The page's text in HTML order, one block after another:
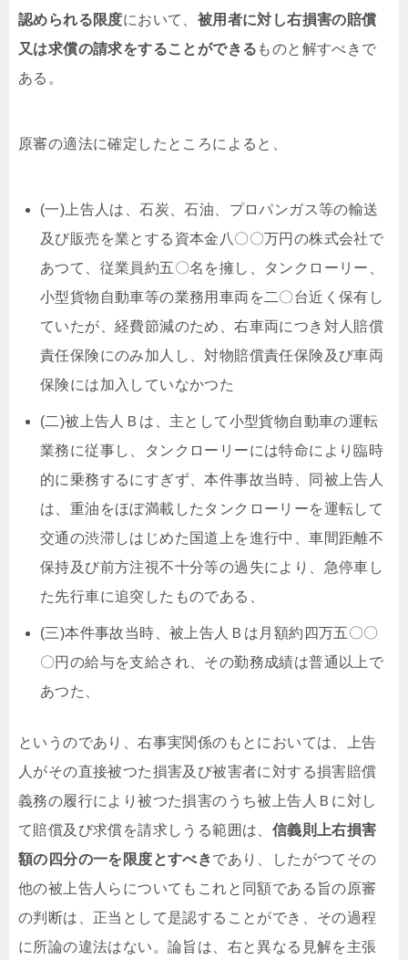
認められる限度において、 被用者に対し右損害の賠償
又は求償の請求をすることができる ものと解すべきで
ある。
原審の適法に確定したところによると、
(一)上告人は、石炭、石油、プロパンガス等の輸送
及び販売を業とする資本金八〇〇万円の株式会社で
あつて、従業員約五〇名を擁し、タンクローリー、
小型貨物自動車等の業務用車両を二〇台近く保有し
ていたが、経費節減のため、右車両につき対人賠償
責任保険にのみ加人し、対物賠償責任保険及び車両
保険には加入していなかつた
(二)被上告人Ｂは、主として小型貨物自動車の運転
業務に従事し、タンクローリーには特命により臨時
的に乗務するにすぎず、本件事故当時、同被上告人
は、重油をほぼ満載したタンクローリーを運転して
交通の渋滞しはじめた国道上を進行中、車間距離不
保持及び前方注視不十分等の過失により、急停車し
た先行車に追突したものである、
(三)本件事故当時、被上告人Ｂは月額約四万五〇〇
〇円の給与を支給され、その勤務成績は普通以上で
あつた、
というのであり、右事実関係のもとにおいては、上告
人がその直接被つた損害及び被害者に対する損害賠償
義務の履行により被つた損害のうち被上告人Ｂに対し
て賠償及び求償を請求しうる範囲は、 信義則上右損害
額の四分の一を限度とすべきであり、したがつてその
他の被上告人らについてもこれと同額である旨の原審
の判断は、正当として是認することができ、その過程
に所論の違法はない。論旨は、右と異なる見解を主張